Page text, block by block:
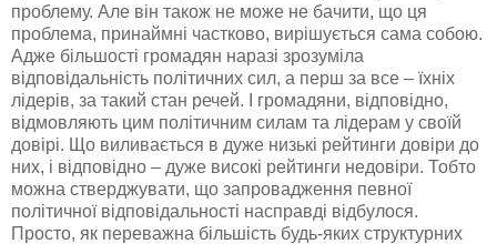
проблему. Але він також не може не бачити, що ця
проблема, принаймні частково, вирішується сама собою.
Адже більшості громадян наразі зрозуміла
відповідальність політичних сил, а перш за все – їхніх
лідерів, за такий стан речей. І громадяни, відповідно,
відмовляють цим політичним силам та лідерам у своїй
довірі. Що виливається в дуже низькі рейтинги довіри до
них, і відповідно – дуже високі рейтинги недовіри. Тобто
можна стверджувати, що запровадження певної
політичної відповідальності насправді відбулося.
Просто, як переважна більшість будь-яких структурних